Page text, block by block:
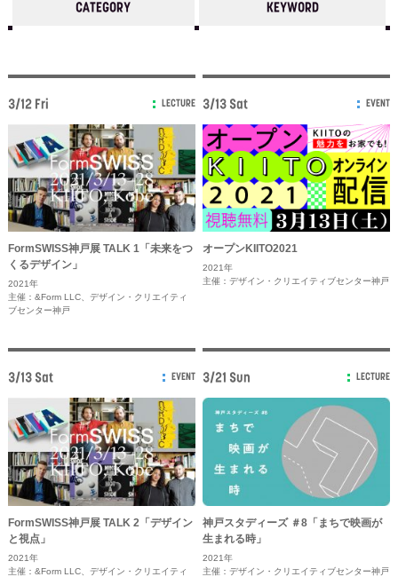
CATEGORY KEYWORD
3/12 Fri LECTURE
FormSWISS神戸展 TALK 1「未来をつ
くるデザイン」
2021年
主催：&Form LLC、デザイン・クリエイティ
ブセンター神戸
3/13 Sat EVENT
オープンKIITO2021
2021年
主催：デザイン・クリエイティブセンター神戸
3/13 Sat EVENT
FormSWISS神戸展 TALK 2「デザイン
と視点」
2021年
主催：&Form LLC、デザイン・クリエイティ
3/21 Sun LECTURE
神戸スタディーズ ＃8「まちで映画が
生まれる時」
2021年
主催：デザイン・クリエイティブセンター神戸